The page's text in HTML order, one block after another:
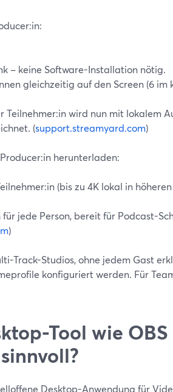
– keine Software-Installation nötig.
gleichzeitig auf den Screen (6 im
Teilnehmer:in wird nun mit lokalem
(support.streamyard.com)
herunterladen:
(bis zu 4K lokal in
jede Person, bereit für Podcast-
)
Track-Studios, ohne jedem Gast
konfiguriert werden. Für
Tool wie
Desktop-Anwendung für